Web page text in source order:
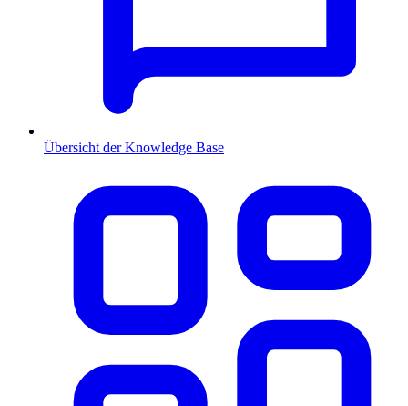
Übersicht der Knowledge Base